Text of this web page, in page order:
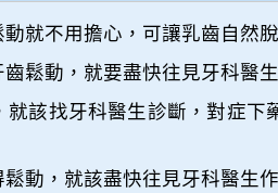
就不用擔心，可讓乳齒自然
鬆動，就要盡快往見牙科醫
該找牙科醫生診斷，對症下
動，就該盡快往見牙科醫生